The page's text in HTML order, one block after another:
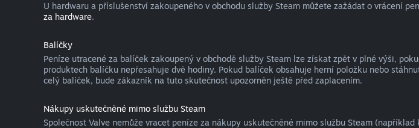
U hardwaru a příslušenství zakoupeného v obchodu služby Steam můžete zažádat o vrácení
za hardware.
Balíčky
Peníze utracené za balíček zakoupený v obchodě služby Steam lze získat zpět v plné výši,
produktech balíčku nepřesahuje dvě hodiny. Pokud balíček obsahuje herní položku nebo
celý balíček, bude zákazník na tuto skutečnost upozorněn ještě před zaplacením.
Nákupy uskutečněné mimo službu Steam
Společnost Valve nemůže vracet peníze za nákupy uskutečněné mimo službu Steam